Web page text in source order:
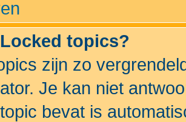
topics?
zijn zo
Je kan niet
bevat is